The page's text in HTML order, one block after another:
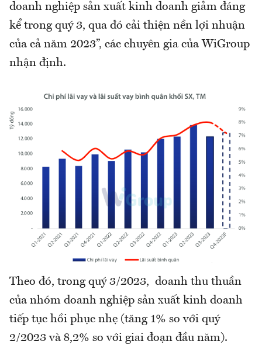
doanh nghiệp sản xuất kinh doanh giảm đáng
kể trong quý 3, qua đó cải thiện nền lợi nhuận
của cả năm 2023”, các chuyên gia của WiGroup
nhận định.
Theo đó, trong quý 3/2023, doanh thu thuần
của nhóm doanh nghiệp sản xuất kinh doanh
tiếp tục hồi phục nhẹ (tăng 1% so với quý
2/2023 và 8,2% so với giai đoạn đầu năm).